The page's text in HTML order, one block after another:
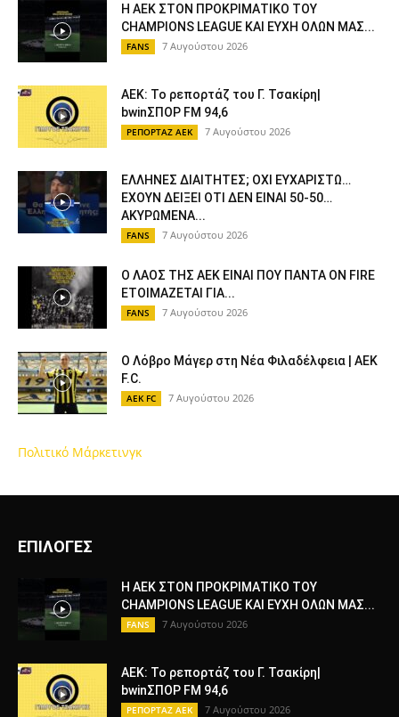
Η ΑΕΚ ΣΤΟΝ ΠΡΟΚΡΙΜΑΤΙΚΟ ΤΟΥ
CHAMPIONS LEAGUE ΚΑΙ ΕΥΧΗ ΟΛΩΝ ΜΑΣ...
FANS 7 Αυγούστου 2026
ΑΕΚ: Το ρεπορτάζ του Γ. Τσακίρη|
bwinΣΠΟΡ FM 94,6
ΡΕΠΟΡΤΑΖ ΑΕΚ 7 Αυγούστου 2026
ΕΛΛΗΝΕΣ ΔΙΑΙΤΗΤΕΣ; ΟΧΙ ΕΥΧΑΡΙΣΤΩ…
ΕΧΟΥΝ ΔΕΙΞΕΙ ΟΤΙ ΔΕΝ ΕΙΝΑΙ 50-50…
ΑΚΥΡΩΜΕΝΑ...
FANS 7 Αυγούστου 2026
Ο ΛΑΟΣ ΤΗΣ ΑΕΚ ΕΙΝΑΙ ΠΟΥ ΠΑΝΤΑ ON FIRE
ΕΤΟΙΜΑΖΕΤΑΙ ΓΙΑ...
FANS 7 Αυγούστου 2026
Ο Λόβρο Μάγερ στη Νέα Φιλαδέλφεια | AEK
F.C.
AEK FC 7 Αυγούστου 2026
Πολιτικό Μάρκετινγκ
ΕΠΙΛΟΓΕΣ
Η ΑΕΚ ΣΤΟΝ ΠΡΟΚΡΙΜΑΤΙΚΟ ΤΟΥ
CHAMPIONS LEAGUE ΚΑΙ ΕΥΧΗ ΟΛΩΝ ΜΑΣ...
FANS 7 Αυγούστου 2026
ΑΕΚ: Το ρεπορτάζ του Γ. Τσακίρη|
bwinΣΠΟΡ FM 94,6
ΡΕΠΟΡΤΑΖ ΑΕΚ 7 Αυγούστου 2026